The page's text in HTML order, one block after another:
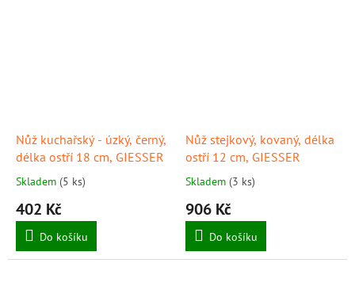
Nůž kuchařský - úzký, černý,
délka ostří 18 cm, GIESSER
Skladem (5 ks)
402 Kč
Do košíku
Nůž stejkový, kovaný, délka
ostří 12 cm, GIESSER
Skladem (3 ks)
906 Kč
Do košíku